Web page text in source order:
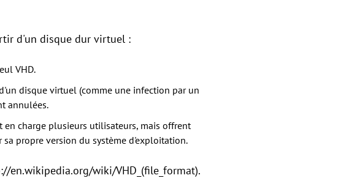
d'un disque dur virtuel :
VHD.
disque virtuel (comme une infection par un
annulées.
charge plusieurs utilisateurs, mais offrent
propre version du système d'exploitation.
en.wikipedia.org/wiki/VHD_(file_format).